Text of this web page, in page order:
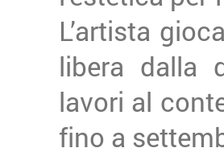
L’artista
libera dalla
lavori al
fino a